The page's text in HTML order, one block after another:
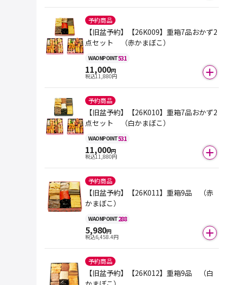
予約商品
【旧盆予約】【26K009】重箱7品おかず2
点セット （赤かまぼこ）
WAONPOINT531
11,000円
税込11,880円
予約商品
【旧盆予約】【26K010】重箱7品おかず2
点セット （白かまぼこ）
WAONPOINT531
11,000円
税込11,880円
予約商品
【旧盆予約】【26K011】重箱9品 （赤
かまぼこ）
WAONPOINT288
5,980円
税込6,458.4円
予約商品
【旧盆予約】【26K012】重箱9品 （白